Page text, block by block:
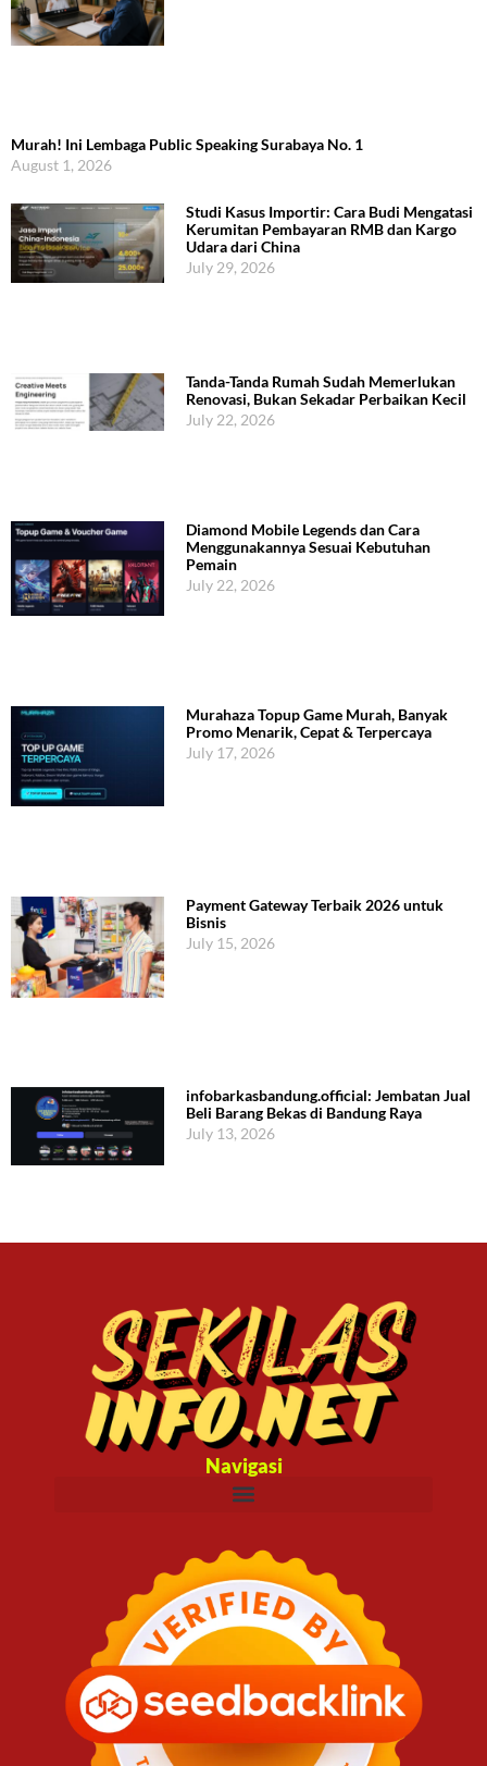
Murah! Ini Lembaga Public Speaking Surabaya No. 1
August 1, 2026
Studi Kasus Importir: Cara Budi Mengatasi
Kerumitan Pembayaran RMB dan Kargo
Udara dari China
July 29, 2026
Tanda-Tanda Rumah Sudah Memerlukan
Renovasi, Bukan Sekadar Perbaikan Kecil
July 22, 2026
Diamond Mobile Legends dan Cara
Menggunakannya Sesuai Kebutuhan
Pemain
July 22, 2026
Murahaza Topup Game Murah, Banyak
Promo Menarik, Cepat & Terpercaya
July 17, 2026
Payment Gateway Terbaik 2026 untuk
Bisnis
July 15, 2026
infobarkasbandung.official: Jembatan Jual
Beli Barang Bekas di Bandung Raya
July 13, 2026
Navigasi